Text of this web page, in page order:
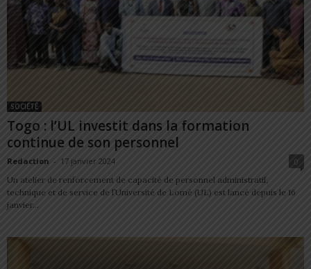
SOCIÉTÉ
Togo : l’UL investit dans la formation
continue de son personnel
Redaction - 17 janvier 2024
0
Un atelier de renforcement de capacité de personnel administratif,
technique et de service de l’Université de Lomé (UL) est lancé depuis le 16
janvier...